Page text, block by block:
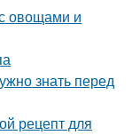
овощами и
знать перед
рецепт для